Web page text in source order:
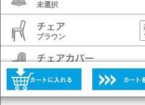
未選択
ブラウン
未選択
選択不可